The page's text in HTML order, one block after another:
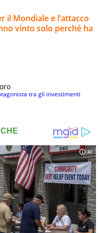
il Mondiale e l’attacco
vinto solo perché ha
tra gli investimenti